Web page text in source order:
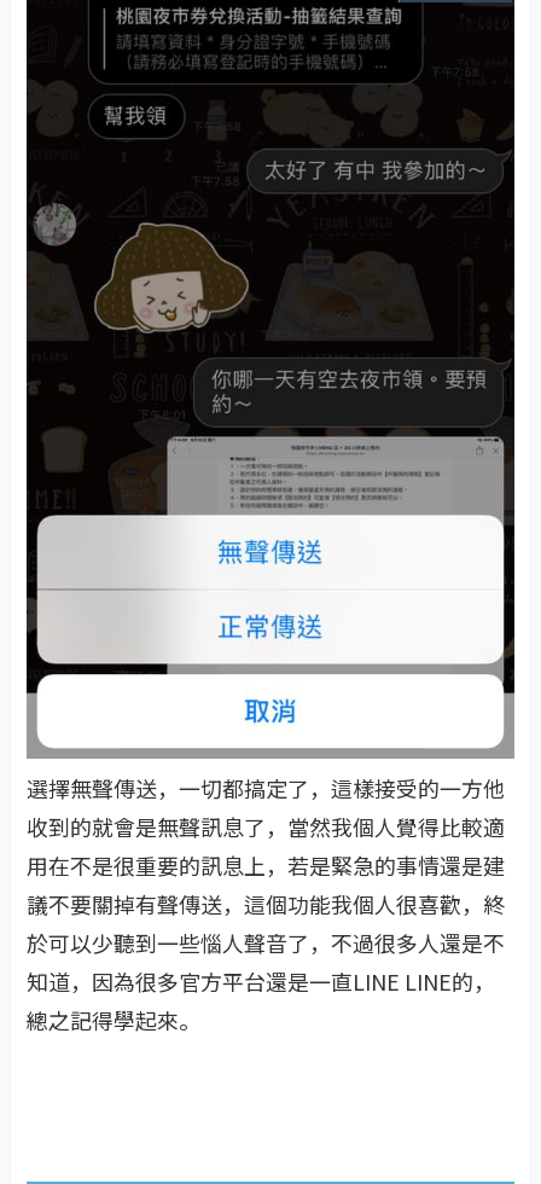
選擇無聲傳送，一切都搞定了，這樣接受的一方他
收到的就會是無聲訊息了，當然我個人覺得比較適
用在不是很重要的訊息上，若是緊急的事情還是建
議不要關掉有聲傳送，這個功能我個人很喜歡，終
於可以少聽到一些惱人聲音了，不過很多人還是不
知道，因為很多官方平台還是一直LINE LINE的，
總之記得學起來。